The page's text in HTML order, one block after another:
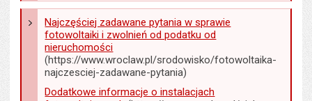
Najczęściej zadawane pytania w sprawie
fotowoltaiki i zwolnień od podatku od
nieruchomości
(https://www.wroclaw.pl/srodowisko/fotowoltaika-
najczesciej-zadawane-pytania)
Dodatkowe informacje o instalacjach